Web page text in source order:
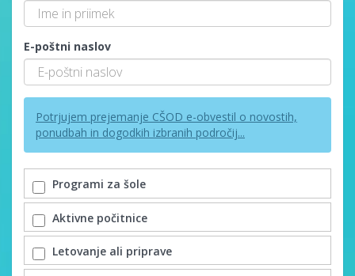
E-poštni naslov
Potrjujem prejemanje CŠOD e-obvestil o novostih,
ponudbah in dogodkih izbranih področij...
Programi za šole
Aktivne počitnice
Letovanje ali priprave